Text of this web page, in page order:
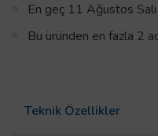
En geç 11 Ağustos
Bu üründen en fazla 2
Teknik Özellikler